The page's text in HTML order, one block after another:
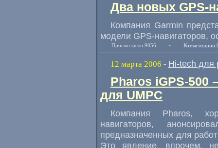
Два новых GPS-
Компания Garmin
модели GPS-навигаторов,
Просмотрели 9056 • Комментарии
12 марта 2006 - Hi-tech для
Pharos iGPS-500
для UMPC
Компания Pharos,
навигаторов,
предназначенных для
Это явление, впрочем,